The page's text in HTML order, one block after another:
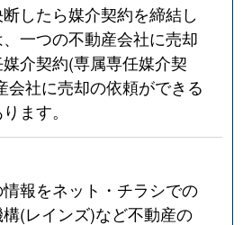
したら媒介契約を締結し
一つの不動産会社に売却
介契約(専属専任媒介契
会社に売却の依頼ができる
ます。
報をネット・チラシでの
(レインズ)など不動産の